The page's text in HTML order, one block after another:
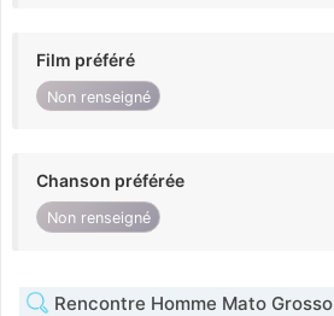
Film préféré
Non renseigné
Chanson préférée
Non renseigné
Rencontre Homme Mato Grosso